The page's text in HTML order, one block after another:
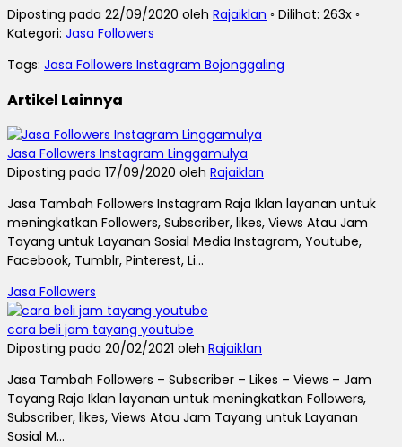
Diposting pada 22/09/2020 oleh Rajaiklan ◦ Dilihat: 263x ◦
Kategori: Jasa Followers
Tags: Jasa Followers Instagram Bojonggaling
Artikel Lainnya
Jasa Followers Instagram Linggamulya
Diposting pada 17/09/2020 oleh Rajaiklan
Jasa Tambah Followers Instagram Raja Iklan layanan untuk
meningkatkan Followers, Subscriber, likes, Views Atau Jam
Tayang untuk Layanan Sosial Media Instagram, Youtube,
Facebook, Tumblr, Pinterest, Li...
Jasa Followers
cara beli jam tayang youtube
Diposting pada 20/02/2021 oleh Rajaiklan
Jasa Tambah Followers – Subscriber – Likes – Views – Jam
Tayang Raja Iklan layanan untuk meningkatkan Followers,
Subscriber, likes, Views Atau Jam Tayang untuk Layanan
Sosial M...